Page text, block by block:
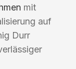
mit
auf
Durr